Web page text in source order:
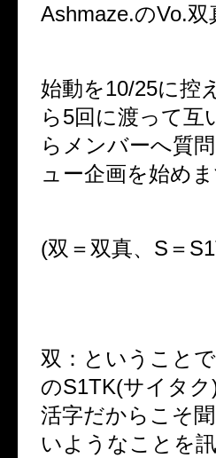
Ashmaze.のVo.双
始動を10/25に控
ら5回に渡って互
らメンバーへ質
ュー企画を始めま
(双＝双真、S＝
双：ということ
のS1TK(サイタク)
活字だからこそ
いようなことを